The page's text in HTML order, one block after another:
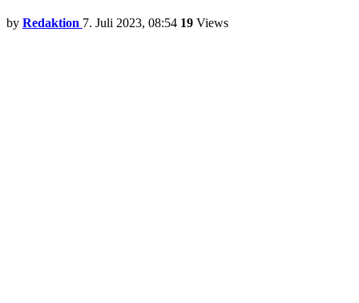
by Redaktion 7. Juli 2023, 08:54 19 Views